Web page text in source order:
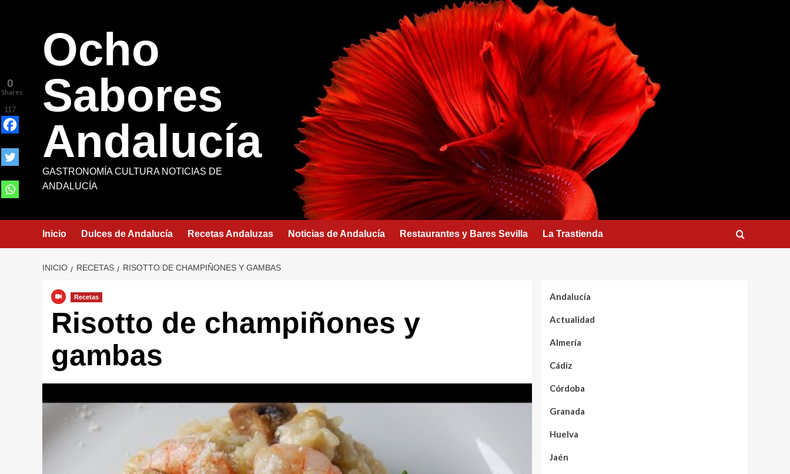
Ocho
Sabores
Andalucía
GASTRONOMÍA CULTURA NOTICIAS DE
ANDALUCÍA
Inicio Dulces de Andalucía Recetas Andaluzas Noticias de Andalucía Restaurantes y Bares Sevilla La Trastienda
INICIO RECETAS RISOTTO DE CHAMPIÑONES Y GAMBAS
Recetas
Risotto de champiñones y
gambas
0
Shares
117
Andalucía
Actualidad
Almería
Cádiz
Córdoba
Granada
Huelva
Jaén